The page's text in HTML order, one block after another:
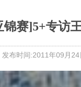
锦赛]5+专访
发布时间:2011年09月